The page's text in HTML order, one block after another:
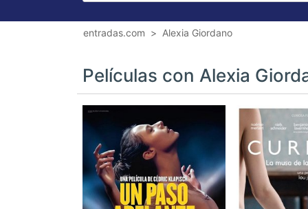
entradas.com Alexia Giordano
Películas con Alexia